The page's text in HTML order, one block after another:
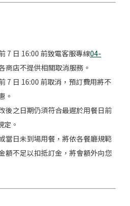
7 日 16:00 前致電客服專線04-
商店不提供相關取消服務。
7 日 16:00 前取消，預訂費用將不
。
後之日期仍須符合最遲於用餐日前
定。
當日未到場用餐，將依各餐廳規範
額不足以扣抵訂金，將會額外向您